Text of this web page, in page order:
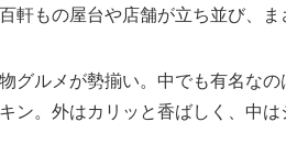
軒もの屋台や店舗が立ち並び、ま
グルメが勢揃い。中でも有名な
ン。外はカリッと香ばしく、中は